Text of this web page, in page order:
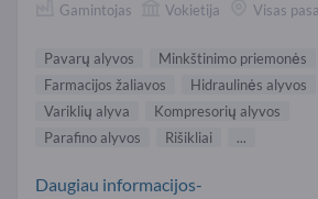
Gamintojas Vokietija Visas
Pavarų alyvos
Minkštinimo priemonės
Farmacijos žaliavos
Hidraulinės alyvos
Variklių alyva
Kompresorių alyvos
Parafino alyvos
Rišikliai ...
Daugiau informacijos-